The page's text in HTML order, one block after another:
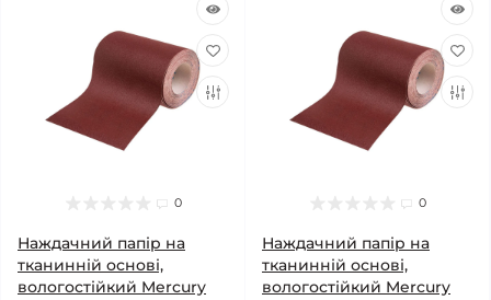
0
Наждачний папір на
тканинній основі,
вологостійкий Mercury
0
Наждачний папір на
тканинній основі,
вологостійкий Mercury